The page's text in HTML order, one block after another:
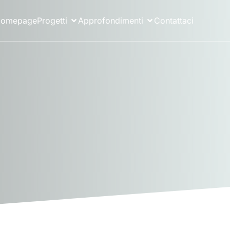
Progetti Approfondimenti Contattaci